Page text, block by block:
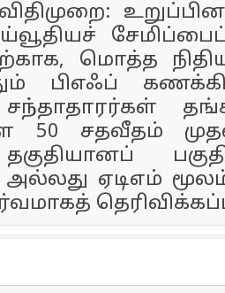
விதிமுறை:
மொத்த
பிஎஃப்
சந்தாதாரர்கள்
50 சதவீதம்
ஏடிஎம் மூலம்